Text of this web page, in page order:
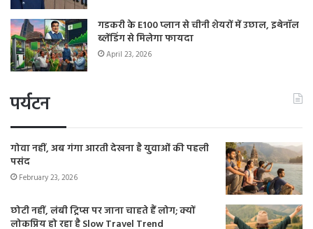
गडकरी के E100 प्लान से चीनी शेयरों में उछाल, इथेनॉल
ब्लेंडिंग से मिलेगा फायदा
April 23, 2026
पर्यटन
गोवा नहीं, अब गंगा आरती देखना है युवाओं की पहली
पसंद
February 23, 2026
छोटी नहीं, लंबी ट्रिप्स पर जाना चाहते हैं लोग; क्यों
लोकप्रिय हो रहा है Slow Travel Trend